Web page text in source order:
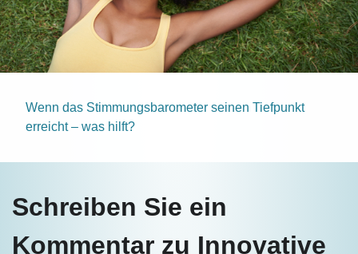
Wenn das Stimmungsbarometer seinen Tiefpunkt
erreicht – was hilft?
Schreiben Sie ein
Kommentar zu Innovative